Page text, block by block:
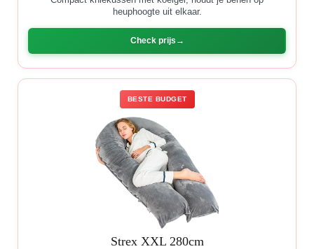
heuphoogte uit elkaar.
Check prijs
BESTE BUDGET
Strex XXL 280cm